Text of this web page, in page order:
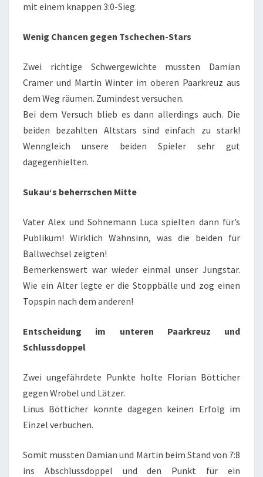
mit einem knappen 3:0-Sieg.
Wenig Chancen gegen Tschechen-Stars
Zwei richtige Schwergewichte mussten Damian
Cramer und Martin Winter im oberen Paarkreuz aus
dem Weg räumen. Zumindest versuchen.
Bei dem Versuch blieb es dann allerdings auch. Die
beiden bezahlten Altstars sind einfach zu stark!
Wenngleich unsere beiden Spieler sehr gut
dagegenhielten.
Sukau‘s beherrschen Mitte
Vater Alex und Sohnemann Luca spielten dann für’s
Publikum! Wirklich Wahnsinn, was die beiden für
Ballwechsel zeigten!
Bemerkenswert war wieder einmal unser Jungstar.
Wie ein Alter legte er die Stoppbälle und zog einen
Topspin nach dem anderen!
Entscheidung im unteren Paarkreuz und
Schlussdoppel
Zwei ungefährdete Punkte holte Florian Bötticher
gegen Wrobel und Lätzer.
Linus Bötticher konnte dagegen keinen Erfolg im
Einzel verbuchen.
Somit mussten Damian und Martin beim Stand von 7:8
ins Abschlussdoppel und den Punkt für ein